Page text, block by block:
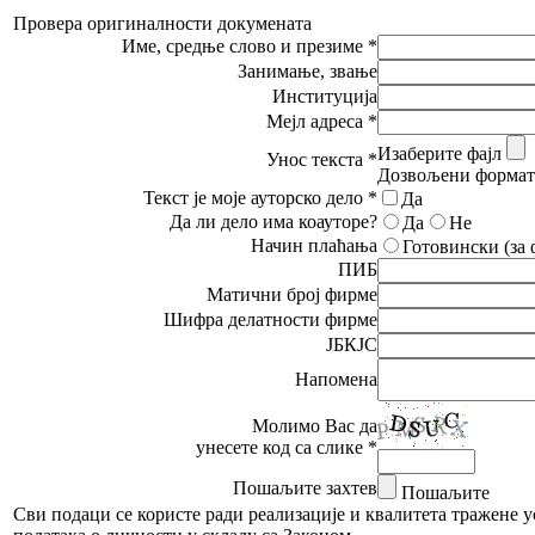
Провера оригиналности докумената
Име, средње слово и презиме *
Занимање, звање
Институција
Мејл адреса *
Унос текста *Изаберите фајл
Дозвољени
Текст је моје ауторско дело *
Да
Да ли дело има коауторе?
Да
Не
Начин плаћања
Готовински (за
ПИБ
Матични број фирме
Шифра делатности фирме
ЈБКЈС
Напомена
Молимо Вас да
унесете код са слике *
Пошаљите захтев
Пошаљите
Сви подаци се користе ради реализације и квалитета тражене